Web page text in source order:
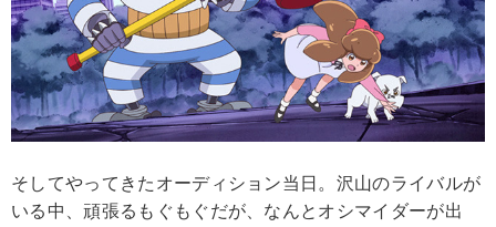
そしてやってきたオーディション当日。沢山のライバルが
いる中、頑張るもぐもぐだが、なんとオシマイダーが出